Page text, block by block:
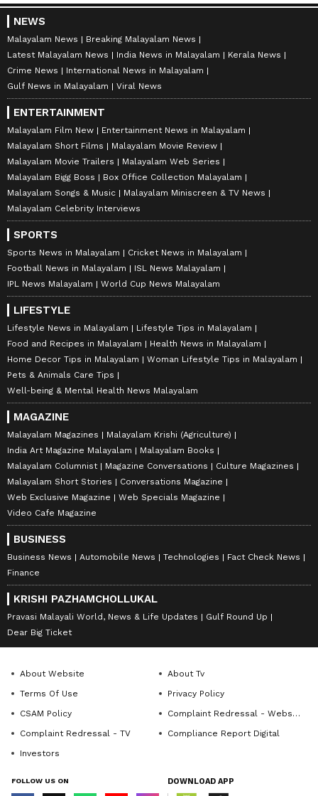
NEWS
Malayalam News
Breaking Malayalam News
Latest Malayalam News
India News in Malayalam
Kerala News
Crime News
International News in Malayalam
Gulf News in Malayalam
Viral News
ENTERTAINMENT
Malayalam Film New
Entertainment News in Malayalam
Malayalam Short Films
Malayalam Movie Review
Malayalam Movie Trailers
Malayalam Web Series
Malayalam Bigg Boss
Box Office Collection Malayalam
Malayalam Songs & Music
Malayalam Miniscreen & TV News
Malayalam Celebrity Interviews
SPORTS
Sports News in Malayalam
Cricket News in Malayalam
Football News in Malayalam
ISL News Malayalam
IPL News Malayalam
World Cup News Malayalam
LIFESTYLE
Lifestyle News in Malayalam
Lifestyle Tips in Malayalam
Food and Recipes in Malayalam
Health News in Malayalam
Home Decor Tips in Malayalam
Woman Lifestyle Tips in Malayalam
Pets & Animals Care Tips
Well-being & Mental Health News Malayalam
MAGAZINE
Malayalam Magazines
Malayalam Krishi (Agriculture)
India Art Magazine Malayalam
Malayalam Books
Malayalam Columnist
Magazine Conversations
Culture Magazines
Malayalam Short Stories
Conversations Magazine
Web Exclusive Magazine
Web Specials Magazine
Video Cafe Magazine
BUSINESS
Business News Automobile News Technologies
Fact Check News
Finance
KRISHI PAZHAMCHOLLUKAL
Pravasi Malayali World, News & Life Updates
Gulf Round Up
Dear Big Ticket
About Website
About Tv
Terms Of Use
Privacy Policy
CSAM Policy
Complaint Redressal - Website
Complaint Redressal - TV
Compliance Report Digital
Investors
FOLLOW US ON DOWNLOAD APP